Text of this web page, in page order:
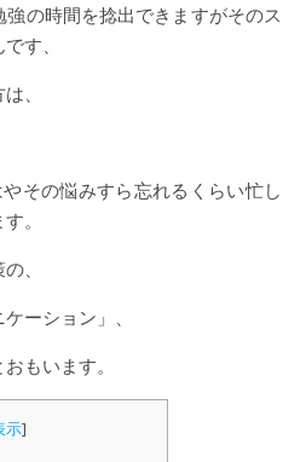
の時間を捻出できますがそのス
す、
、
その悩みすら忘れるくらい忙し
。
、
ーション」、
もいます。
示]